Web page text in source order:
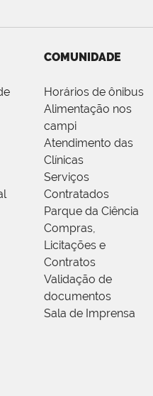
COMUNIDADE
Horários de ônibus
Alimentação nos
campi
Atendimento das
Clínicas
Serviços
Contratados
Parque da Ciência
Compras,
Licitações e
Contratos
Validação de
documentos
Sala de Imprensa